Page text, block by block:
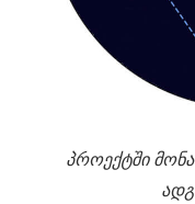
პროექტში